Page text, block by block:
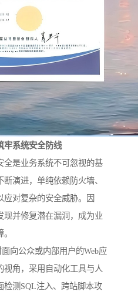
牢系统安全防线
全是业务系统不可忽视的基
演进，单纯依赖防火墙、
应对复杂的安全威胁。因
现并修复潜在漏洞，成为业
面向公众或内部用户的Web应
视角，采用自动化工具与人
检测SQL注入、跨站脚本攻